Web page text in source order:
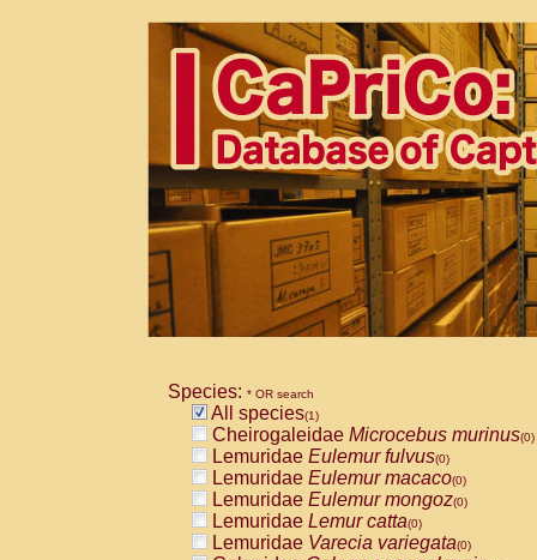
Species: * OR search
All species(1)
Cheirogaleidae Microcebus murinus(0)
Lemuridae Eulemur fulvus(0)
Lemuridae Eulemur macaco(0)
Lemuridae Eulemur mongoz(0)
Lemuridae Lemur catta(0)
Lemuridae Varecia variegata(0)